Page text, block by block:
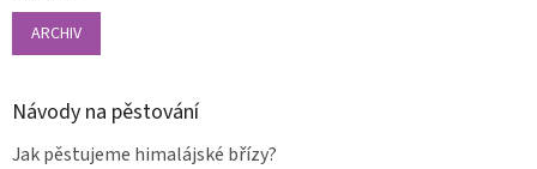
ARCHIV
Návody na pěstování
Jak pěstujeme himalájské břízy?